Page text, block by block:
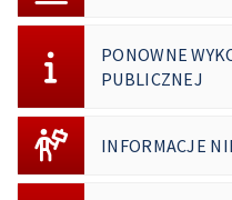
PONOWNE
PUBLICZNEJ
INFORMACJE